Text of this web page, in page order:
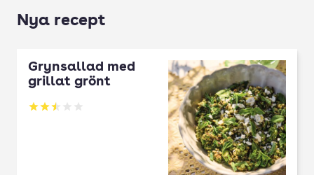
Nya recept
Grynsallad med
grillat grönt
Betyg: 2.5 av 5